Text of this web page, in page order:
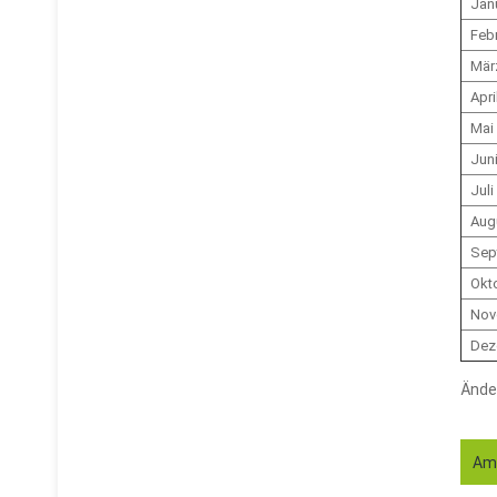
Mai
Juni
Juli